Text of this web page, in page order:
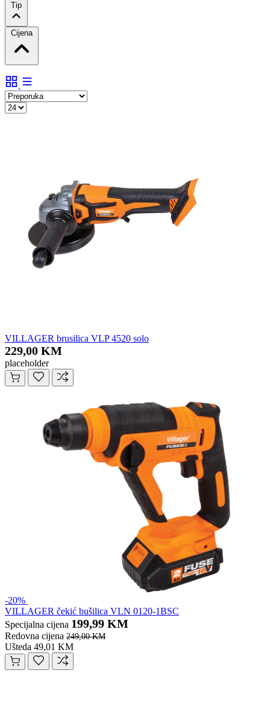
Tip
Cijena
VILLAGER brusilica VLP 4520 solo
229,00 KM
placeholder
-20%
VILLAGER čekić bušilica VLN 0120-1BSC
Specijalna cijena 199,99 KM
Redovna cijena 249,00 KM
Ušteda 49,01 KM